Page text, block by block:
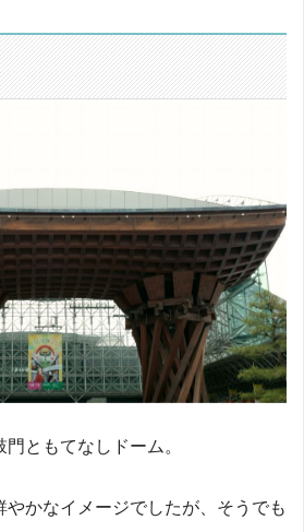
ともてなしドーム。
かなイメージでしたが、そうでも